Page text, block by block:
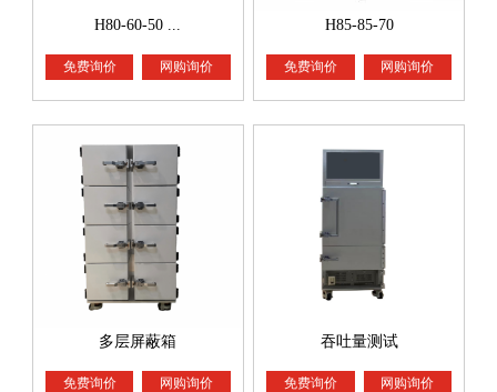
H80-60-50 ...
免费询价 网购询价
H85-85-70
免费询价 网购询价
多层屏蔽箱
免费询价 网购询价
吞吐量测试
免费询价 网购询价